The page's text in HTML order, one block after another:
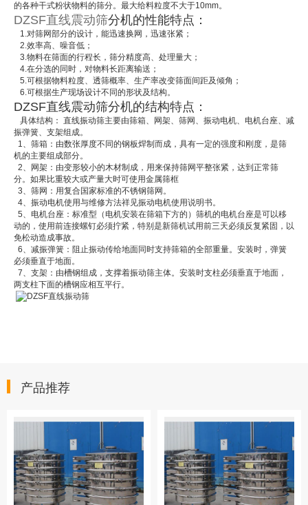
的各种干式粉状物料的筛分。最大给料粒度不大于10mm。
DZSF直线震动筛分机的性能特点：
1.对筛网部分的设计，能迅速换网，迅速张紧；
2.效率高、噪音低；
3.物料在筛面的行程长，筛分精度高、处理量大；
4.在分选的同时，对物料长距离输送；
5.可根据物料粒度、透筛概率、生产率改变筛面间距及倾角；
6.可根据生产现场设计不同的形状及结构。
DZSF直线震动筛分机的结构特点：
具体结构： 直线振动筛主要由筛箱、网架、筛网、振动电机、电机台座、减
振弹簧、支架组成。
1、筛箱：由数张厚度不同的钢板焊制而成，具有一定的强度和刚度，是筛
机的主要组成部分。
2、网架：由变形较小的木材制成，用来保持筛网平整张紧，达到正常筛
分。如果比重较大或产量大时可使用金属筛框
3、筛网：用复合国家标准的不锈钢筛网。
4、振动电机使用与维修方法祥见振动电机使用说明书。
5、电机台座：标准型（电机安装在筛箱下方的）筛机的电机台座是可以移
动的，使用前连接螺钉必须拧紧，特别是新筛机试用前三天必须反复紧固，以
免松动造成事故。
6、减振弹簧：阻止振动传给地面同时支持筛箱的全部重量。安装时，弹簧
必须垂直于地面。
7、支架：由槽钢组成，支撑着振动筛主体。安装时支柱必须垂直于地面，
两支柱下面的槽钢应相互平行。
产品推荐